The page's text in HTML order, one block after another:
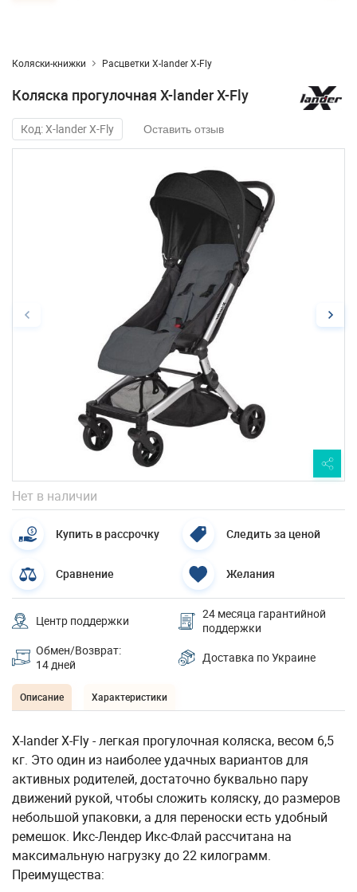
Коляски-книжки Расцветки X-lander X-Fly
Коляска прогулочная X-lander X-Fly
Код: X-lander X-Fly Оставить отзыв
Нет в наличии
Купить в рассрочку Следить за ценой
Сравнение Желания
Центр поддержки
24 месяца гарантийной
поддержки
Обмен/Возврат:
14 дней
Доставка по Украине
Описание Характеристики
X-lander X-Fly - легкая прогулочная коляска, весом 6,5
кг. Это один из наиболее удачных вариантов для
активных родителей, достаточно буквально пару
движений рукой, чтобы сложить коляску, до размеров
небольшой упаковки, а для переноски есть удобный
ремешок. Икс-Лендер Икс-Флай рассчитана на
максимальную нагрузку до 22 килограмм.
Преимущества: